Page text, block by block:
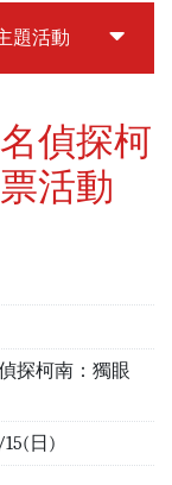
題活動 中獎名
偵探柯
活動
探柯南：獨眼
日)